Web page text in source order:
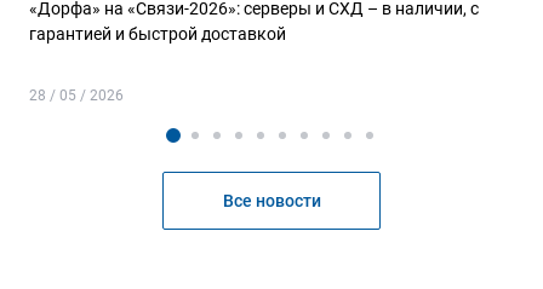
«Дорфа» на «Связи-2026»: серверы и СХД – в наличии, с
гарантией и быстрой доставкой
28 / 05 / 2026
Все новости